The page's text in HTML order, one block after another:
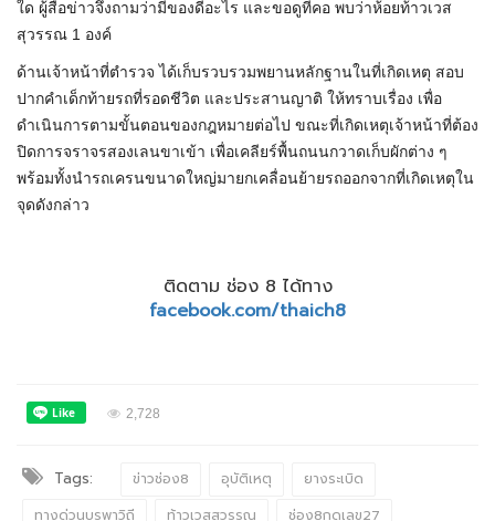
ใด ผู้สื่อข่าวจึงถามว่ามีของดีอะไร และขอดูที่คอ พบว่าห้อยท้าวเวส
สุวรรณ 1 องค์
ด้านเจ้าหน้าที่ตำรวจ ได้เก็บรวบรวมพยานหลักฐานในที่เกิดเหตุ สอบ
ปากคำเด็กท้ายรถที่รอดชีวิต และประสานญาติ ให้ทราบเรื่อง เพื่อ
ดำเนินการตามขั้นตอนของกฎหมายต่อไป ขณะที่เกิดเหตุเจ้าหน้าที่ต้อง
ปิดการจราจรสองเลนขาเข้า เพื่อเคลียร์พื้นถนนกวาดเก็บผักต่าง ๆ
พร้อมทั้งนำรถเครนขนาดใหญ่มายกเคลื่อนย้ายรถออกจากที่เกิดเหตุใน
จุดดังกล่าว
ติดตาม ช่อง 8 ได้ทาง
facebook.com/thaich8
2,728
Tags: ข่าวช่อง8 อุบัติเหตุ
ยางระเบิด
ทางด่วนบูรพาวิถี
ท้าวเวสสุวรรณ ช่อง8กดเลข27